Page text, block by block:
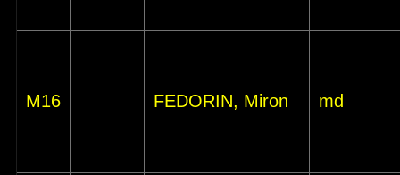
M16 FEDORIN, Miron md